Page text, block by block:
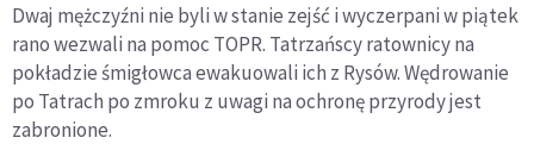
Dwaj mężczyźni nie byli w stanie zejść i wyczerpani w piątek
rano wezwali na pomoc TOPR. Tatrzańscy ratownicy na
pokładzie śmigłowca ewakuowali ich z Rysów. Wędrowanie
po Tatrach po zmroku z uwagi na ochronę przyrody jest
zabronione.